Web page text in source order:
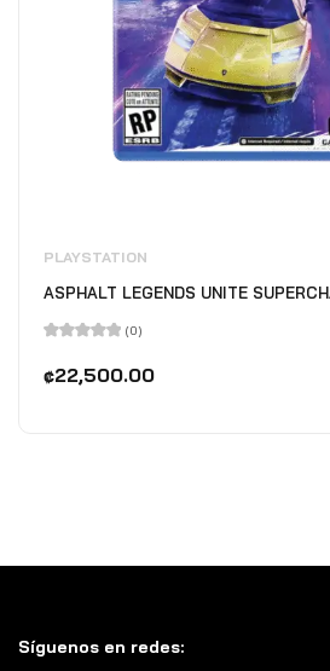
PLAYSTATION
ASPHALT LEGENDS UNITE
en
0
(0)
₡22,500.00
Síguenos en redes: